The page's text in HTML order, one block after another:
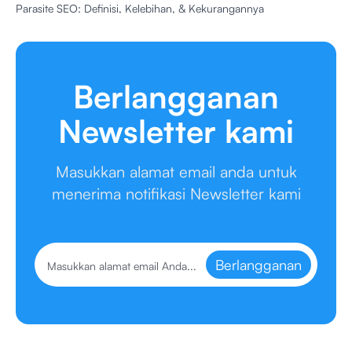
Parasite SEO: Definisi, Kelebihan, & Kekurangannya
Berlangganan
Newsletter kami
Masukkan alamat email anda untuk
menerima notifikasi Newsletter kami
Berlangganan